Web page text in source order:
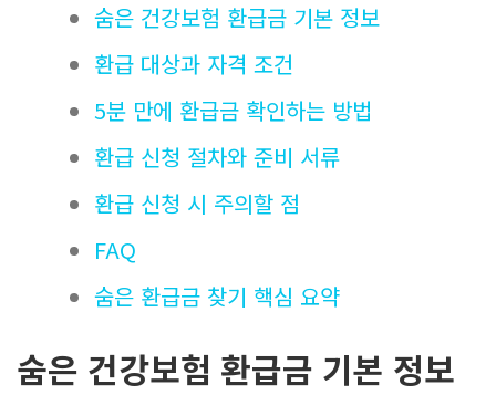
숨은 건강보험 환급금 기본 정보
환급 대상과 자격 조건
5분 만에 환급금 확인하는 방법
환급 신청 절차와 준비 서류
환급 신청 시 주의할 점
FAQ
숨은 환급금 찾기 핵심 요약
숨은 건강보험 환급금 기본 정보